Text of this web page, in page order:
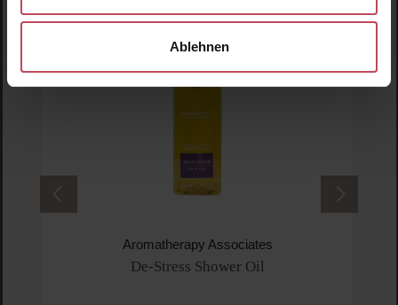
Ablehnen
Aromatherapy Associates
De-Stress Shower Oil